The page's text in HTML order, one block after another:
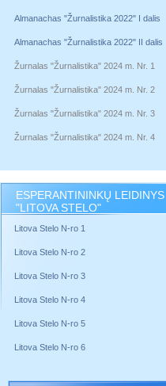
Almanachas "Žurnalistika 2022" I dalis
Almanachas "Žurnalistika 2022" II dalis
Žurnalas "Žurnalistika" 2024 m. Nr. 1
Žurnalas "Žurnalistika" 2024 m. Nr. 2
Žurnalas "Žurnalistika" 2024 m. Nr. 3
Žurnalas "Žurnalistika" 2024 m. Nr. 4
ESPERANTININKŲ LEIDINYS
"LITOVA STELO"
Litova Stelo N-ro 1
Litova Stelo N-ro 2
Litova Stelo N-ro 3
Litova Stelo N-ro 4
Litova Stelo N-ro 5
Litova Stelo N-ro 6